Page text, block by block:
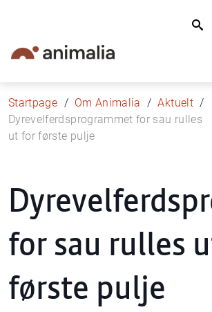
Startpage Om Animalia
Aktuelt
Dyrevelferdsprogrammet for sau rulles
ut for første pulje
for sau rulles
første pulje